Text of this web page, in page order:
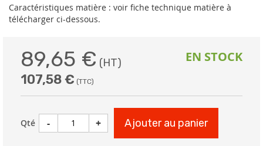
Caractéristiques matière : voir fiche technique matière à
télécharger ci-dessous.
EN STOCK
107,58 €
89,65 €
Qté - + Ajouter au panier